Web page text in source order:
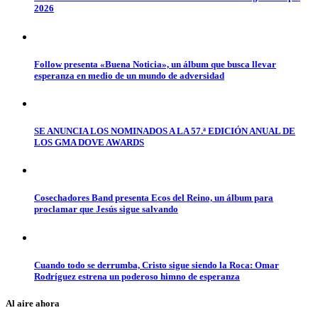
2026
Follow presenta «Buena Noticia», un álbum que busca llevar
esperanza en medio de un mundo de adversidad
SE ANUNCIA LOS NOMINADOS A LA 57.ª EDICIÓN ANUAL DE
LOS GMA DOVE AWARDS
Cosechadores Band presenta Ecos del Reino, un álbum para
proclamar que Jesús sigue salvando
Cuando todo se derrumba, Cristo sigue siendo la Roca: Omar
Rodríguez estrena un poderoso himno de esperanza
Al aire ahora